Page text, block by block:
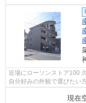
近場にローソンストア100
自分好みの外観で選びたい
現在